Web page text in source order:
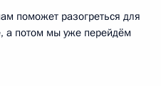
поможет разогреться для
а потом мы уже перейдём